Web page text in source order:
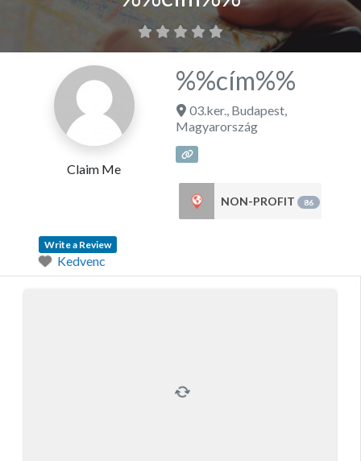
Claim Me
%%cím%%
03.ker., Budapest,
Magyarország
NON-PROFIT 86
Write a Review
Kedvenc